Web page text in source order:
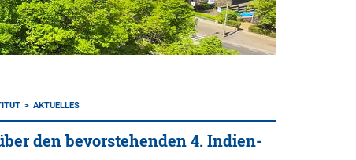
AKTUELLES
den bevorstehenden 4. Indien-